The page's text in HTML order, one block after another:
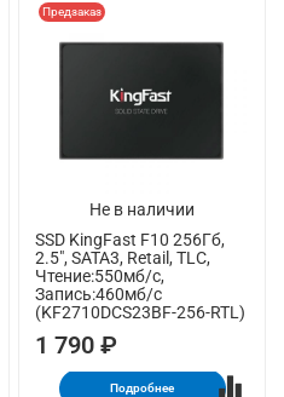
Не в наличии
Предзаказ
SSD KingFast F10 256Гб,
2.5", SATA3, Retail, TLC,
Чтение:550мб/с,
Запись:460мб/с
(KF2710DCS23BF-256-RTL)
1 790 ₽
Подробнее